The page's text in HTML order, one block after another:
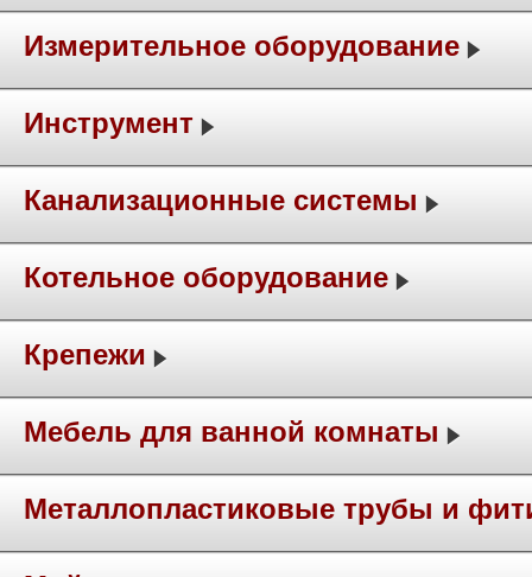
Измерительное оборудование
Инструмент
Канализационные системы
Котельное оборудование
Крепежи
Мебель для ванной комнаты
Металлопластиковые трубы и